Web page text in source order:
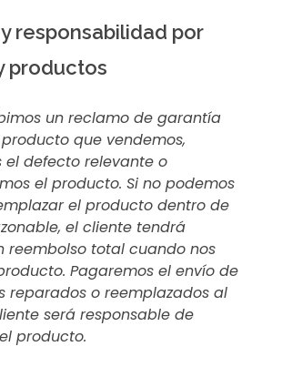
responsabilidad por
productos
un reclamo de garantía
que vendemos,
el defecto relevante o
el producto. Si no podemos
el producto dentro de
el cliente tendrá
reembolso total cuando nos
Pagaremos el envío de
reparados o reemplazados al
será responsable de
producto.